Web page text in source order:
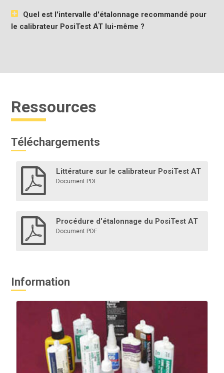
Quel est l'intervalle d'étalonnage recommandé pour
le calibrateur PosiTest AT lui-même ?
Ressources
Téléchargements
Littérature sur le calibrateur PosiTest AT
Document PDF
Procédure d'étalonnage du PosiTest AT
Document PDF
Information